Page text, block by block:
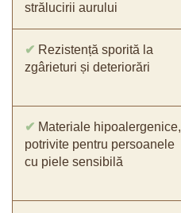
strălucirii aurului
✔ Rezistență sporită la
zgârieturi și deteriorări
✔ Materiale hipoalergenice,
potrivite pentru persoanele
cu piele sensibilă